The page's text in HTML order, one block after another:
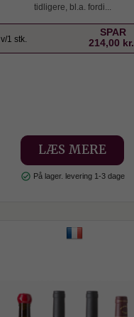
tidligere, bl.a. fordi...
v/1 stk.
SPAR
214,00 kr.
LÆS MERE
check_circle På lager. levering 1-3 dage